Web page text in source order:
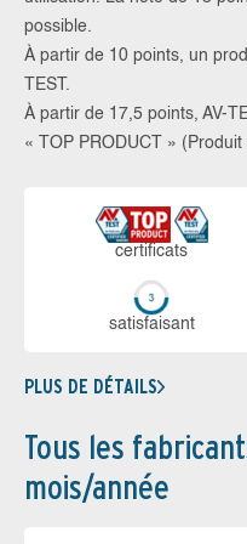
possible.
À partir de 10 points, un
TEST.
À partir de 17,5 points, AV-
« TOP PRODUCT » (Produit
certi­ficats
sa­tis­fai­sant
PLUS DE DÉTAILS
Tous les
mois/année